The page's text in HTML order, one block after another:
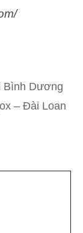
Bình Dương
– Đài Loan